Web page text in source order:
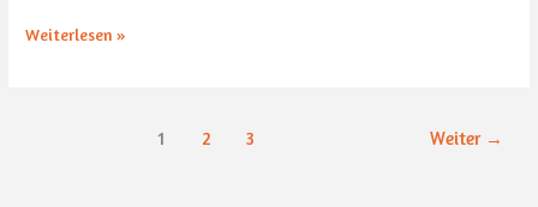
Weiterlesen »
1 2 3 Weiter →